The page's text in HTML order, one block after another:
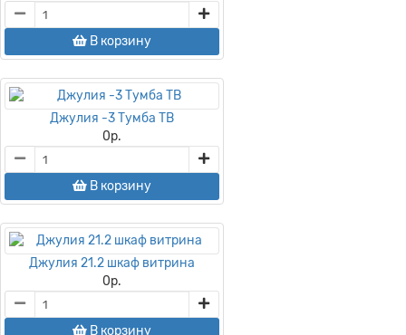
В корзину
Джулия -3 Тумба ТВ
0р.
В корзину
Джулия 21.2 шкаф витрина
0р.
В корзину